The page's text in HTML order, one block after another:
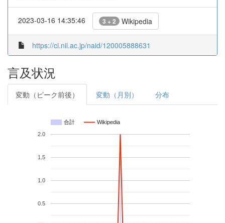
2023-03-16 14:35:46 3 + 2 Wikipedia
https://ci.nii.ac.jp/naid/120005888631
言及状況
変動（ピーク前後） 変動（月別） 分布
合計 Wikipedia
0.5
1.0
1.5
2.0